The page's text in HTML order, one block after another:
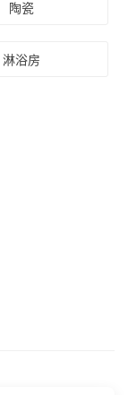
陶瓷
淋浴房